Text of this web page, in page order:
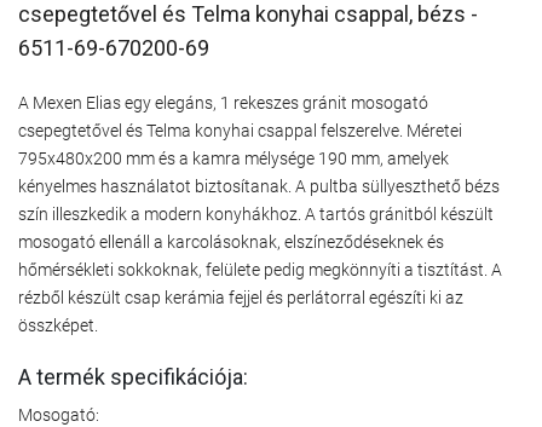
csepegtetővel és Telma konyhai csappal, bézs -
6511-69-670200-69
A Mexen Elias egy elegáns, 1 rekeszes gránit mosogató
csepegtetővel és Telma konyhai csappal felszerelve. Méretei
795x480x200 mm és a kamra mélysége 190 mm, amelyek
kényelmes használatot biztosítanak. A pultba süllyeszthető bézs
szín illeszkedik a modern konyhákhoz. A tartós gránitból készült
mosogató ellenáll a karcolásoknak, elszíneződéseknek és
hőmérsékleti sokkoknak, felülete pedig megkönnyíti a tisztítást. A
rézből készült csap kerámia fejjel és perlátorral egészíti ki az
összképet.
A termék specifikációja:
Mosogató: